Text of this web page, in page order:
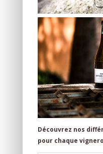
Découvrez nos
pour chaque